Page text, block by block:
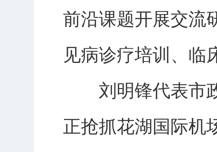
前沿课题开展交流
见病诊疗培训、临
刘明锋代表市政
正抢抓花湖国际机